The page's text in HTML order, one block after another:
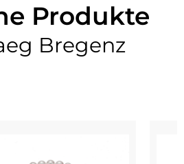
Produkte
Bregenz